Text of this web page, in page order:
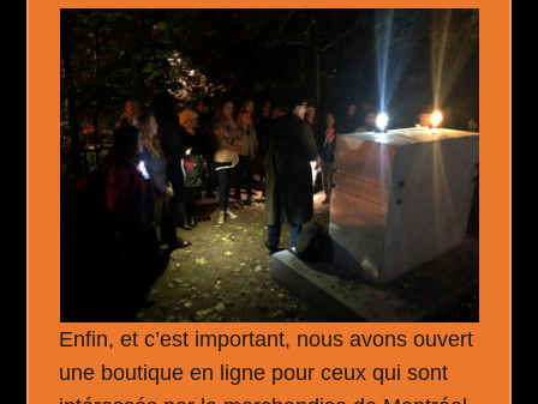
Enfin, et c’est important, nous avons ouvert
une boutique en ligne pour ceux qui sont